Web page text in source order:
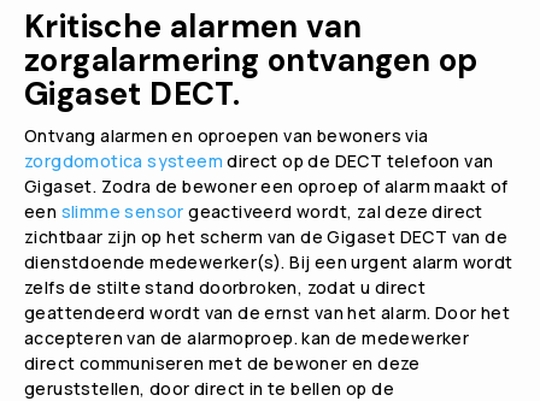
Kritische alarmen van
zorgalarmering ontvangen op
Gigaset DECT.
Ontvang alarmen en oproepen van bewoners via
zorgdomotica systeem direct op de DECT telefoon van
Gigaset. Zodra de bewoner een oproep of alarm maakt of
een slimme sensor geactiveerd wordt, zal deze direct
zichtbaar zijn op het scherm van de Gigaset DECT van de
dienstdoende medewerker(s).Bij een urgent alarm wordt
zelfs de stilte stand doorbroken, zodat u direct
geattendeerd wordt van de ernst van het alarm. Door het
accepteren van de alarmoproep. kan de medewerker
direct communiseren met de bewoner en deze
geruststellen, door direct in te bellen op de